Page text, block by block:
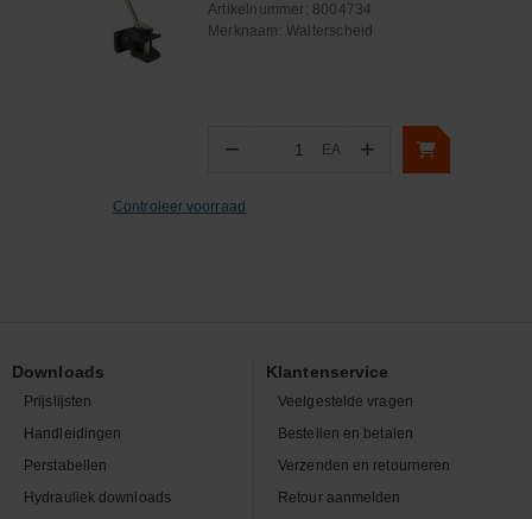
Artikelnummer: 8004734
Merknaam: Walterscheid
− Aantal
EA +
Controleer voorraad
Downloads
Prijslijsten
Handleidingen
Perstabellen
Hydrauliek downloads
Klantenservice
Veelgestelde vragen
Bestellen en betalen
Verzenden en retourneren
Retour aanmelden